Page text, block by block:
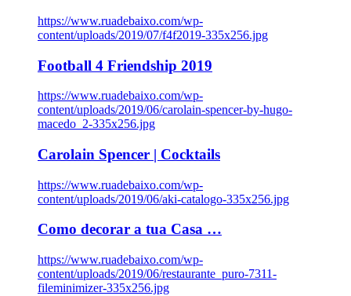
https://www.ruadebaixo.com/wp-
content/uploads/2019/07/f4f2019-335x256.jpg
Football 4 Friendship 2019
https://www.ruadebaixo.com/wp-
content/uploads/2019/06/carolain-spencer-by-hugo-
macedo_2-335x256.jpg
Carolain Spencer | Cocktails
https://www.ruadebaixo.com/wp-
content/uploads/2019/06/aki-catalogo-335x256.jpg
Como decorar a tua Casa …
https://www.ruadebaixo.com/wp-
content/uploads/2019/06/restaurante_puro-7311-
fileminimizer-335x256.jpg